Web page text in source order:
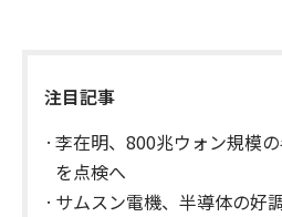
注目記事
李在明、800兆ウォン規模
を点検へ
サムスン電機、半導体の好